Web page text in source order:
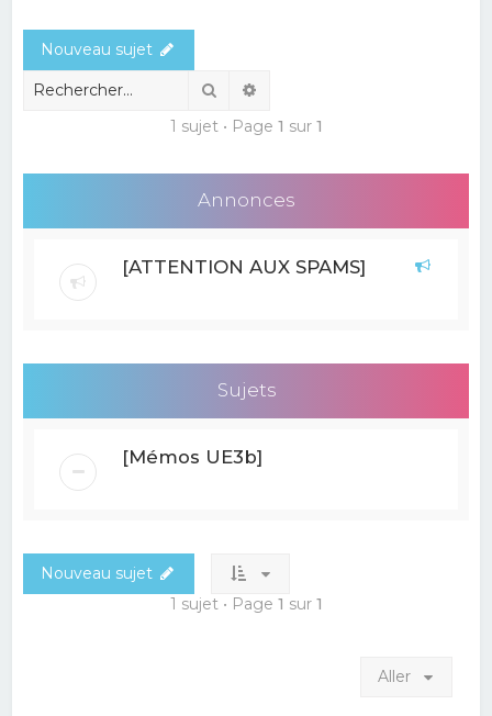
r
Nouveau sujet
Rechercher
1 sujet • Page 1 sur 1
Annonces
[ATTENTION AUX SPAMS]
Sujets
[Mémos UE3b]
Nouveau sujet
1 sujet • Page 1 sur 1
Aller